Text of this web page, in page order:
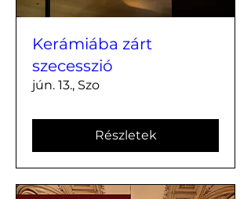
Kerámiába zárt
szecesszió
jún. 13., Szo
Részletek